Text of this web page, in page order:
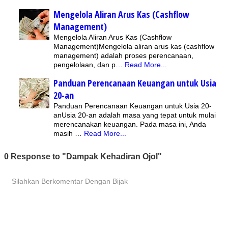
Mengelola Aliran Arus Kas (Cashflow
Management)
Mengelola Aliran Arus Kas (Cashflow
Management)Mengelola aliran arus kas (cashflow
management) adalah proses perencanaan,
pengelolaan, dan p… Read More...
Panduan Perencanaan Keuangan untuk Usia
20-an
Panduan Perencanaan Keuangan untuk Usia 20-
anUsia 20-an adalah masa yang tepat untuk mulai
merencanakan keuangan. Pada masa ini, Anda
masih … Read More...
0 Response to "Dampak Kehadiran Ojol"
Silahkan Berkomentar Dengan Bijak